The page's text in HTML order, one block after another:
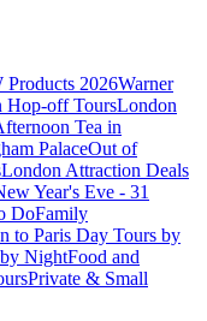
Products 2026Warner
Hop-off ToursLondon
Tea in
PalaceOut of
London Attraction Deals
Year's Eve - 31
DoFamily
to Paris Day Tours by
NightFood and
Private & Small